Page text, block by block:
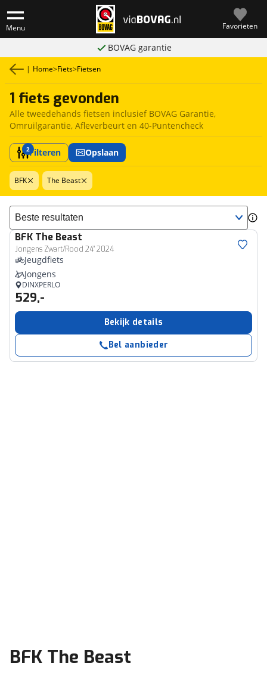
Menu Favorieten
BOVAG garantie
| Home>Fiets>Fietsen
1 fiets gevonden
Alle tweedehands fietsen inclusief BOVAG Garantie,
Omruilgarantie, Afleverbeurt en 40-Puntencheck
2Filteren Opslaan
BFK The Beast
Sorteer resultaten
BFK The Beast
Jongens Zwart/Rood 24" 2024
Jeugdfiets
Jongens
DINXPERLO
529,-
Bekijk details
Bel aanbieder
BFK The Beast